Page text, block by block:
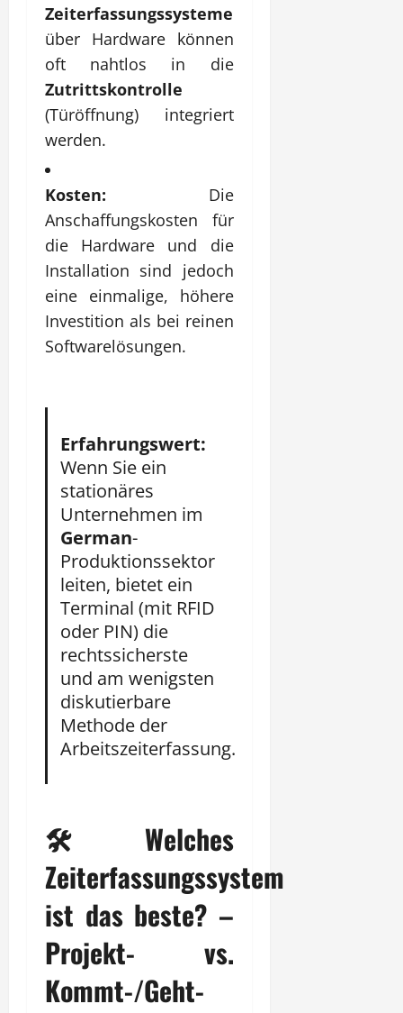
Zeiterfassungssysteme
über Hardware können
oft nahtlos in die
Zutrittskontrolle
(Türöffnung) integriert
werden.
Kosten: Die
Anschaffungskosten für
die Hardware und die
Installation sind jedoch
eine einmalige, höhere
Investition als bei reinen
Softwarelösungen.
Erfahrungswert:
Wenn Sie ein
stationäres
Unternehmen im
German-
Produktionssektor
leiten, bietet ein
Terminal (mit RFID
oder PIN) die
rechtssicherste
und am wenigsten
diskutierbare
Methode der
Arbeitszeiterfassung.
🛠️ Welches
Zeiterfassungssystem
ist das beste? –
Projekt- vs.
Kommt-/Geht-